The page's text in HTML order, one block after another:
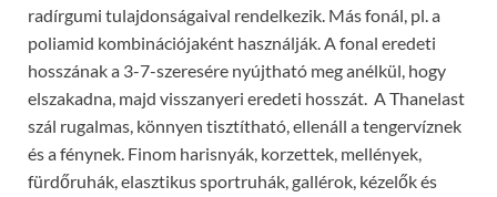
radírgumi tulajdonságaival rendelkezik. Más fonál, pl. a
poliamid kombinációjaként használják. A fonal eredeti
hosszának a 3-7-szeresére nyújtható meg anélkül, hogy
elszakadna, majd visszanyeri eredeti hosszát. A Thanelast
szál rugalmas, könnyen tisztítható, ellenáll a tengervíznek
és a fénynek. Finom harisnyák, korzettek, mellények,
fürdőruhák, elasztikus sportruhák, gallérok, kézelők és